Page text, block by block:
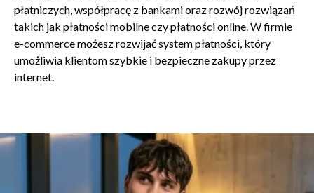
płatniczych, współpracę z bankami oraz rozwój rozwiązań
takich jak płatności mobilne czy płatności online. W firmie
e-commerce możesz rozwijać system płatności, który
umożliwia klientom szybkie i bezpieczne zakupy przez
internet.